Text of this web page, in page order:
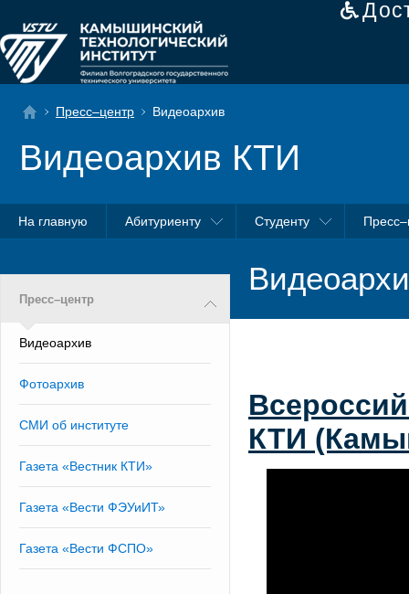
Пресс–центр Видеоархив
Видеоархив КТИ
На главную Абитуриенту Студенту
Пресс–центр
Видеоархив
Фотоархив
СМИ об институте
Газета «Вестник КТИ»
Газета «Вести ФЭУиИТ»
Газета «Вести ФСПО»
КТИ